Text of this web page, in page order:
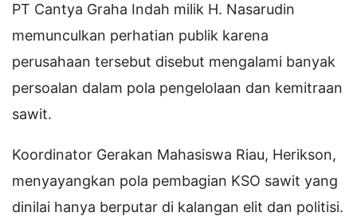
PT Cantya Graha Indah milik H. Nasarudin
memunculkan perhatian publik karena
perusahaan tersebut disebut mengalami banyak
persoalan dalam pola pengelolaan dan kemitraan
sawit.
Koordinator Gerakan Mahasiswa Riau, Herikson,
menyayangkan pola pembagian KSO sawit yang
dinilai hanya berputar di kalangan elit dan politisi.